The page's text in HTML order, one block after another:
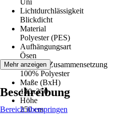
Uni
Lichtdurchlässigkeit
Blickdicht
Material
Polyester (PES)
Aufhängungsart
Ösen
Material-Zusammensetzung
100% Polyester
Maße (BxH)
140x250
Höhe
250 cm
Mehr anzeigen
Beschreibung
Bereich überspringen